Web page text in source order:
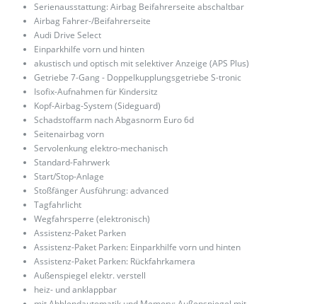
Serienausstattung: Airbag Beifahrerseite abschaltbar
Airbag Fahrer-/Beifahrerseite
Audi Drive Select
Einparkhilfe vorn und hinten
akustisch und optisch mit selektiver Anzeige (APS Plus)
Getriebe 7-Gang - Doppelkupplungsgetriebe S-tronic
Isofix-Aufnahmen für Kindersitz
Kopf-Airbag-System (Sideguard)
Schadstoffarm nach Abgasnorm Euro 6d
Seitenairbag vorn
Servolenkung elektro-mechanisch
Standard-Fahrwerk
Start/Stop-Anlage
Stoßfänger Ausführung: advanced
Tagfahrlicht
Wegfahrsperre (elektronisch)
Assistenz-Paket Parken
Assistenz-Paket Parken: Einparkhilfe vorn und hinten
Assistenz-Paket Parken: Rückfahrkamera
Außenspiegel elektr. verstell
heiz- und anklappbar